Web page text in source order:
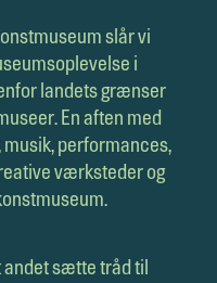
slår vi
i
landets grænser
En aften med
performances,
værksteder og
andet sætte tråd til